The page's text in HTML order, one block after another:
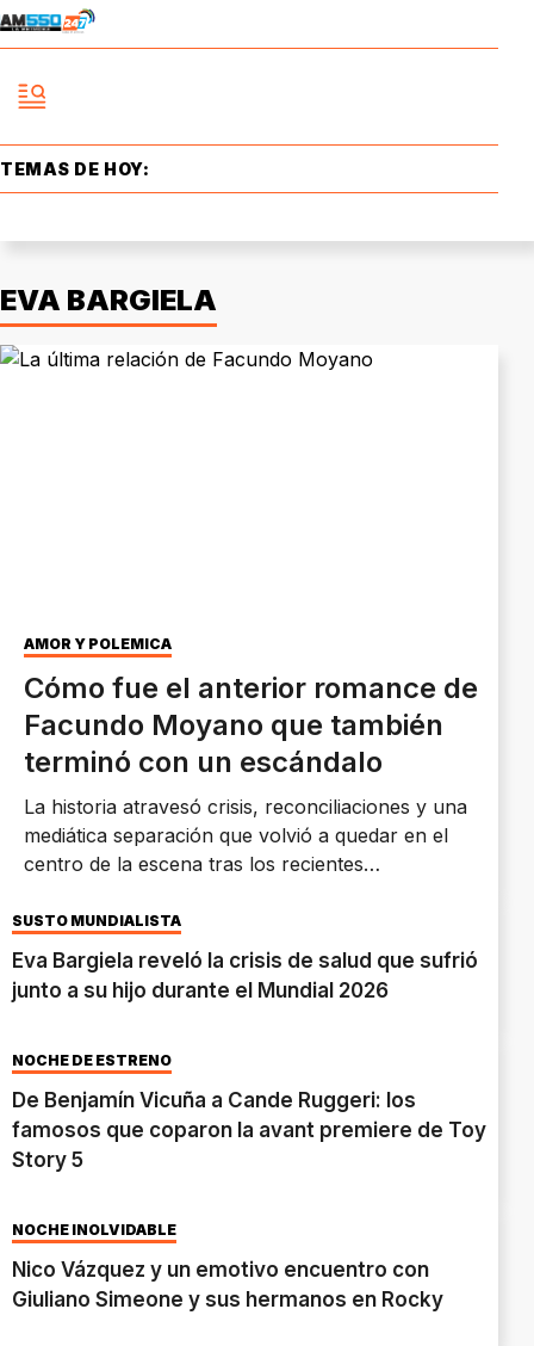
TEMAS DE HOY:
EVA BARGIELA
AMOR Y POLÉMICA
Cómo fue el anterior romance de
Facundo Moyano que también
terminó con un escándalo
La historia atravesó crisis, reconciliaciones y una
mediática separación que volvió a quedar en el
centro de la escena tras los recientes
SUSTO MUNDIALISTA
Eva Bargiela reveló la crisis de salud que sufrió
junto a su hijo durante el Mundial 2026
NOCHE DE ESTRENO
De Benjamín Vicuña a Cande Ruggeri: los
famosos que coparon la avant premiere de Toy
Story 5
NOCHE INOLVIDABLE
Nico Vázquez y un emotivo encuentro con
Giuliano Simeone y sus hermanos en Rocky